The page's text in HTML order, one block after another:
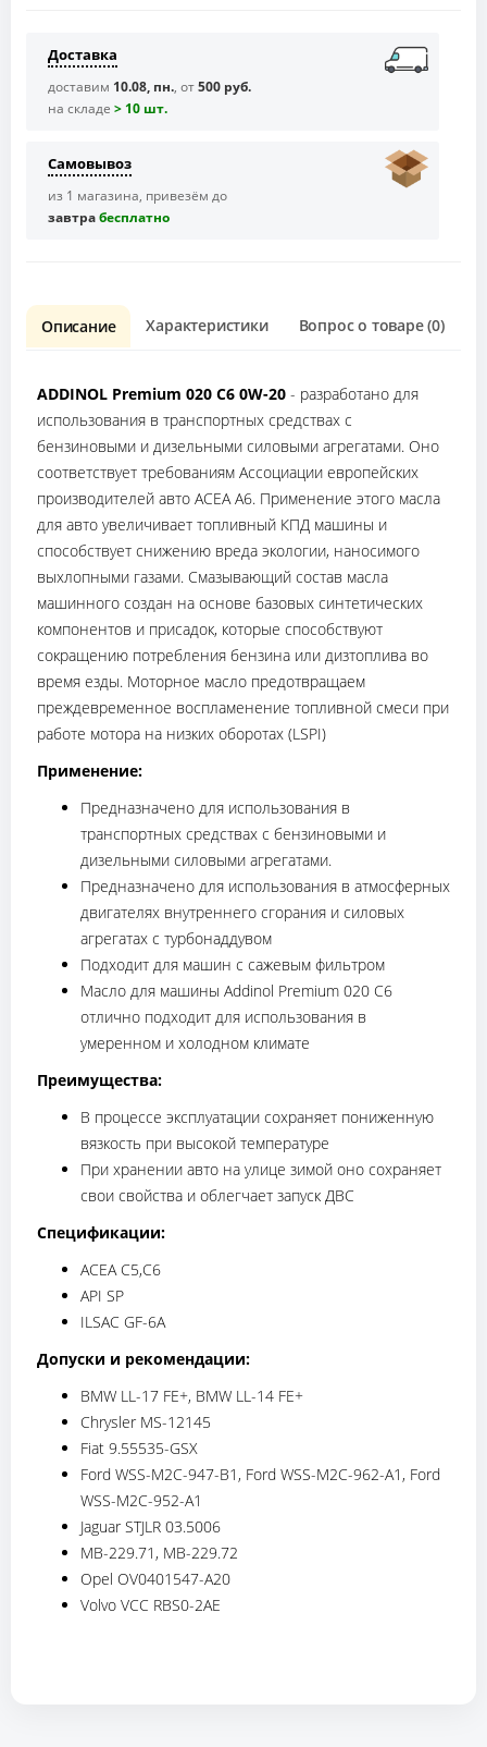
Доставка
доставим 10.08, пн., от500 руб.
на складе > 10 шт.
Самовывоз
из 1 магазина, привезём до
завтрабесплaтно
Описание Характеристики Вопрос о товаре (0)
ADDINOL Premium 020 C6 0W-20 - разработано для
использования в транспортных средствах с
бензиновыми и дизельными силовыми агрегатами. Оно
соответствует требованиям Ассоциации европейских
производителей авто ACEA A6. Применение этого масла
для авто увеличивает топливный КПД машины и
способствует снижению вреда экологии, наносимого
выхлопными газами. Смазывающий состав масла
машинного создан на основе базовых синтетических
компонентов и присадок, которые способствуют
сокращению потребления бензина или дизтоплива во
время езды. Моторное масло предотвращаем
преждевременное воспламенение топливной смеси при
работе мотора на низких оборотах (LSPI)
Применение:
Предназначено для использования в
транспортных средствах с бензиновыми и
дизельными силовыми агрегатами.
Предназначено для использования в атмосферных
двигателях внутреннего сгорания и силовых
агрегатах с турбонаддувом
Подходит для машин с сажевым фильтром
Масло для машины Addinol Premium 020 C6
отлично подходит для использования в
умеренном и холодном климате
Преимущества:
В процессе эксплуатации сохраняет пониженную
вязкость при высокой температуре
При хранении авто на улице зимой оно сохраняет
свои свойства и облегчает запуск ДВС
Спецификации:
ACEA C5,C6
API SP
ILSAC GF-6A
Допуски и рекомендации:
BMW LL-17 FE+, BMW LL-14 FE+
Chrysler MS-12145
Fiat 9.55535-GSX
Ford WSS-M2C-947-B1, Ford WSS-M2C-962-A1, Ford
WSS-M2C-952-A1
Jaguar STJLR 03.5006
MB-229.71, MB-229.72
Opel OV0401547-A20
Volvo VCC RBS0-2AE